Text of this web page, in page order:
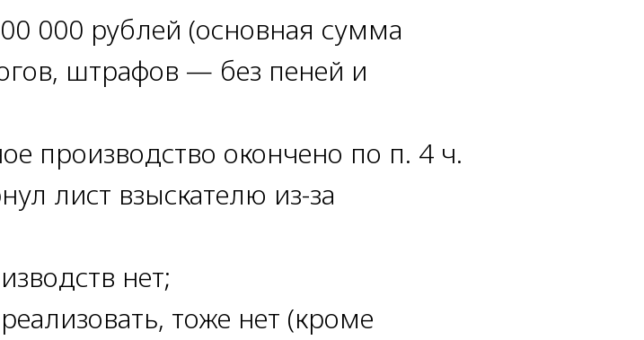
000 рублей (основная сумма
штрафов — без пеней и
производство окончено по п. 4 ч.
лист взыскателю из-за
нет;
тоже нет (кроме